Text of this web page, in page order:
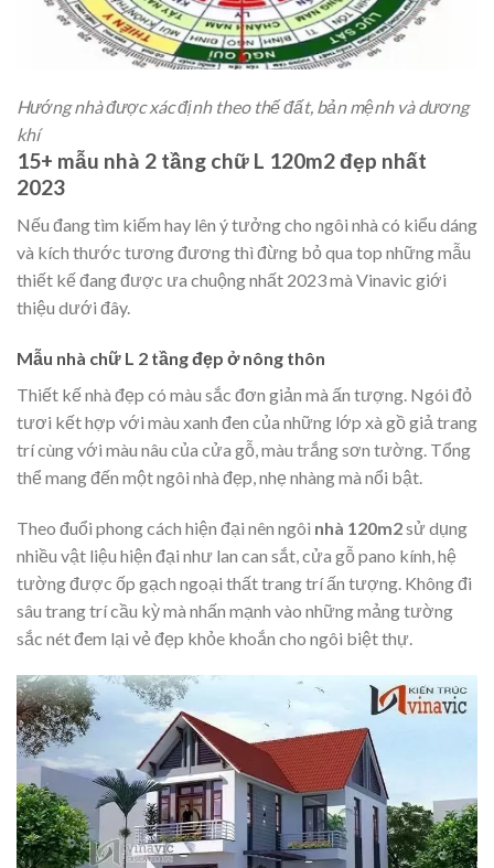
Hướng nhà được xác định theo thế đất, bản mệnh và dương
khí
15+ mẫu nhà 2 tầng chữ L 120m2 đẹp nhất
2023
Nếu đang tìm kiếm hay lên ý tưởng cho ngôi nhà có kiểu dáng
và kích thước tương đương thì đừng bỏ qua top những mẫu
thiết kế đang được ưa chuộng nhất 2023 mà Vinavic giới
thiệu dưới đây.
Mẫu nhà chữ L 2 tầng đẹp ở nông thôn
Thiết kế nhà đẹp có màu sắc đơn giản mà ấn tượng. Ngói đỏ
tươi kết hợp với màu xanh đen của những lớp xà gồ giả trang
trí cùng với màu nâu của cửa gỗ, màu trắng sơn tường. Tổng
thể mang đến một ngôi nhà đẹp, nhẹ nhàng mà nổi bật.
Theo đuổi phong cách hiện đại nên ngôi nhà 120m2sử dụng
nhiều vật liệu hiện đại như lan can sắt, cửa gỗ pano kính, hệ
tường được ốp gạch ngoại thất trang trí ấn tượng. Không đi
sâu trang trí cầu kỳ mà nhấn mạnh vào những mảng tường
sắc nét đem lại vẻ đẹp khỏe khoắn cho ngôi biệt thự.